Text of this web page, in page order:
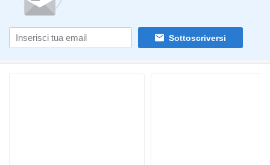
Sottoscriversi